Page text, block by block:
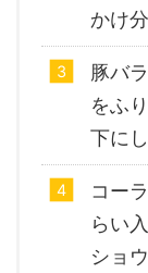
かけ
豚バ
をふ
下に
コー
らい
ショ